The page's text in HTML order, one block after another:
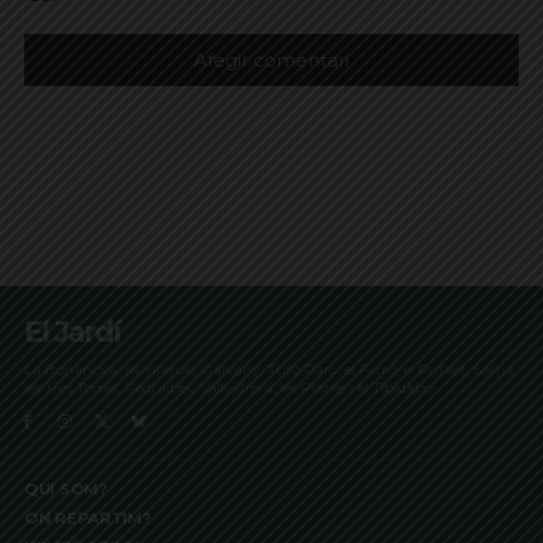
El Jardí
La Bonanova, Monterols, Galvany, Turó Parc, el Farró, el Putxet, Sarrià,
les Tres Torres, Pedralbes, Vallvidrera, les Planes i el Tibidabo
QUI SOM?
ON REPARTIM?